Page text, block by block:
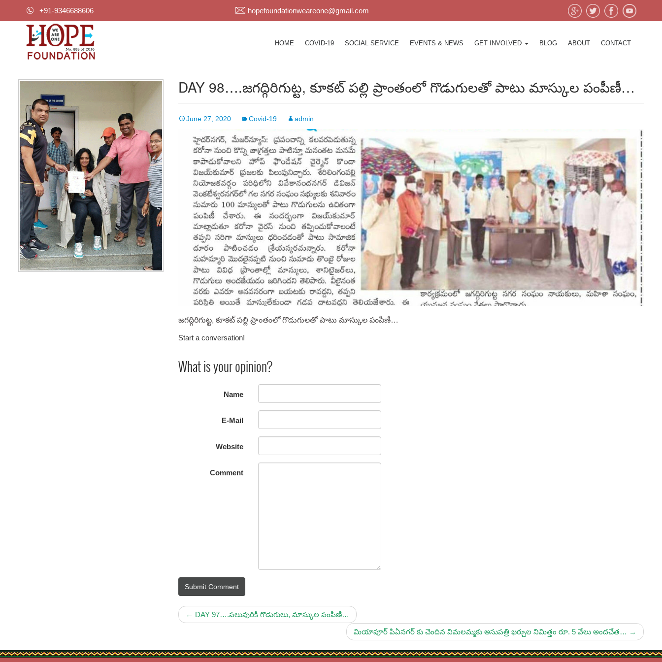
+91-9346688606 hopefoundationweareone@gmail.com
HOME COVID-19 SOCIAL SERVICE EVENTS & NEWS GET INVOLVED BLOG ABOUT CONTACT
DAY 98….జగద్గిరిగుట్ట, కూకట్ పల్లి ప్రాంతంలో గొడుగులతో పాటు మాస్కుల పంపీణీ…
June 27, 2020 Covid-19 admin
జగద్గిరిగుట్ట, కూకట్ పల్లి ప్రాంతంలో గొడుగులతో పాటు మాస్కుల పంపీణీ…
Start a conversation!
What is your opinion?
Name
E-Mail
Website
Comment
Submit Comment
← DAY 97….పలువురికి గొడుగులు, మాస్కుల పంపీణీ…
మియాపూర్ పిఏనగర్ కు చెందిన విమలమ్మకు అసుపత్రి ఖర్చుల నిమిత్తం రూ. 5 వేలు అందచేత… →